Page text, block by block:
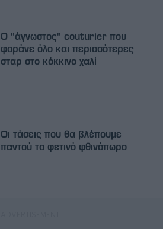
Ο "άγνωστος" couturier που
φοράνε όλο και περισσότερες
σταρ στο κόκκινο χαλί
Οι τάσεις που θα βλέπουμε
παντού το φετινό φθινόπωρο